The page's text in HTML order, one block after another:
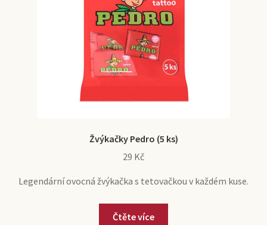
Žvýkačky Pedro (5 ks)
29 Kč
Legendární ovocná žvýkačka s tetovačkou v každém kuse.
Čtěte více